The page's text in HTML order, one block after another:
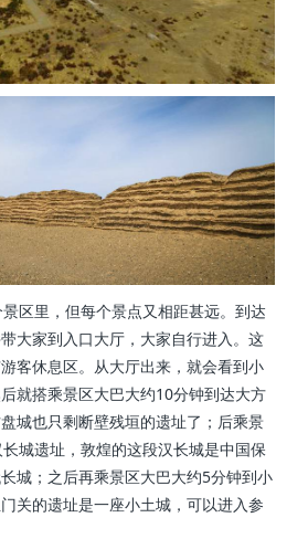
区里，但每个景点又相距甚远。到达
大家到入口大厅，大家自行进入。这
客休息区。从大厅出来，就会看到小
就搭乘景区大巴大约10分钟到达大方
城也只剩断壁残垣的遗址了；后乘景
城遗址，敦煌的这段汉长城是中国保
城；之后再乘景区大巴大约5分钟到小
关的遗址是一座小土城，可以进入参